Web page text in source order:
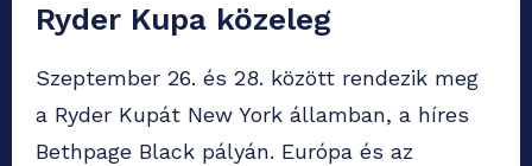
Ryder Kupa közeleg
Szeptember 26. és 28. között rendezik meg
a Ryder Kupát New York államban, a híres
Bethpage Black pályán. Európa és az